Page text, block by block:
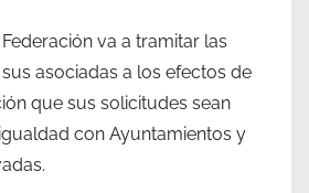
va a tramitar las
asociadas a los efectos de
que sus solicitudes sean
con Ayuntamientos y